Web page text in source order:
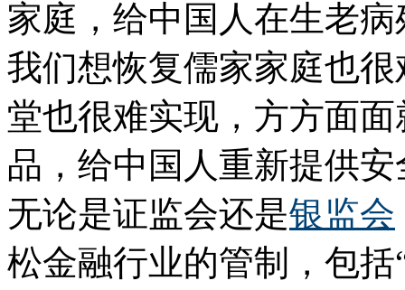
家庭，给中国人在生老
我们想恢复儒家家庭也
堂也很难实现，方方面
品，给中国人重新提供
无论是证监会还是银监会
松金融行业的管制，包